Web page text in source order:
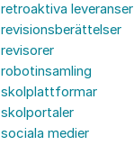
retroaktiva leveranser
revisionsberättelser
revisorer
robotinsamling
skolplattformar
skolportaler
sociala medier